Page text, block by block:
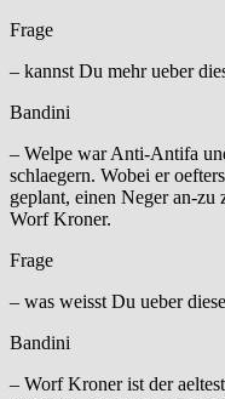
Frage
– kannst Du mehr ueber
Bandini
– Welpe war Anti-Antifa
schlaegern. Wobei er
geplant, einen Neger an-zu
Worf Kroner.
Frage
– was weisst Du ueber
Bandini
– Worf Kroner ist der